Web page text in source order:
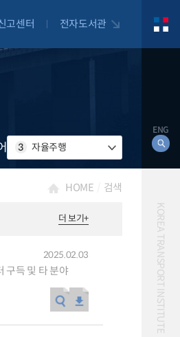
고센터 전자도서관
3 자율주행
HOME 검색
더 보기+
구득 및 타 분야
2025.02.03
ENG
KOREA TRANSPORT INSTITUTE
교통혼잡비용